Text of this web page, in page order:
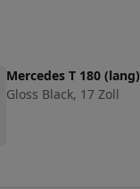
Mercedes T 180 (lang)
Gloss Black, 17 Zoll